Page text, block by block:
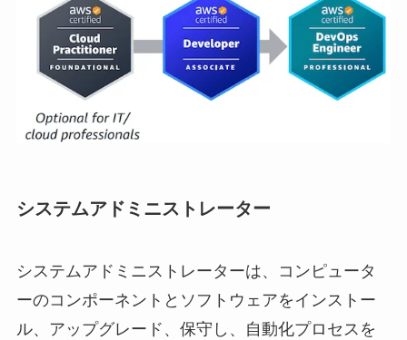
システムアドミニストレーター
システムアドミニストレーターは、コンピュータ
ーのコンポーネントとソフトウェアをインストー
ル、アップグレード、保守し、自動化プロセスを